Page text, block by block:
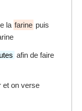
la farine puis
afin de faire
et on verse